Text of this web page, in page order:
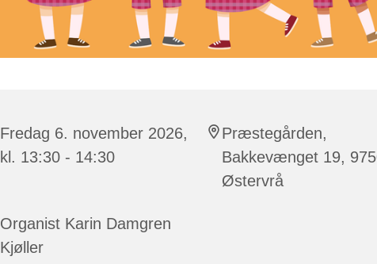
Fredag 6. november 2026,
kl. 13:30 - 14:30
Præstegården,
Bakkevænget 19,
Østervrå
Organist Karin Damgren
Kjøller